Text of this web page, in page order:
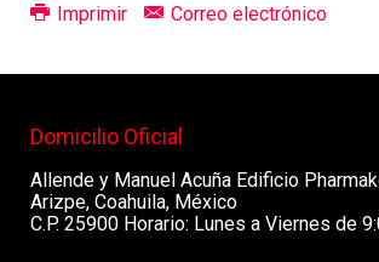
Imprimir Correo electrónico
Domicilio Oficial
Allende y Manuel Acuña Edificio
Arizpe, Coahuila, México
C.P. 25900 Horario: Lunes a Viernes de